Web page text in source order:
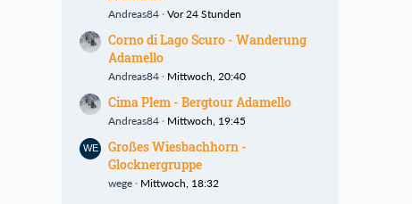
Andreas84 Vor 24 Stunden
Corno di Lago Scuro - Wanderung
Adamello
Andreas84 Mittwoch, 20:40
Cima Plem - Bergtour Adamello
Andreas84 Mittwoch, 19:45
Großes Wiesbachhorn -
Glocknergruppe
wege Mittwoch, 18:32